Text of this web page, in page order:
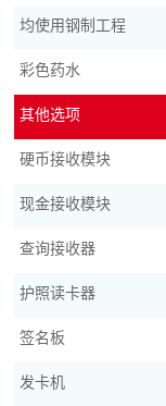
均使用钢制工程
彩色药水
其他选项
硬币接收模块
现金接收模块
查询接收器
护照读卡器
签名板
发卡机